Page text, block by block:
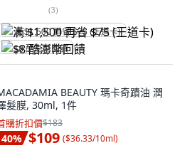
(3)
满 $1,500 再省 $75 (王道卡)
$8 酷澎幣回饋
BEAUTY 瑪卡奇蹟油 潤
髮膜, 30ml, 1件
購折扣價$183
40% $109 ($36.33/10ml)